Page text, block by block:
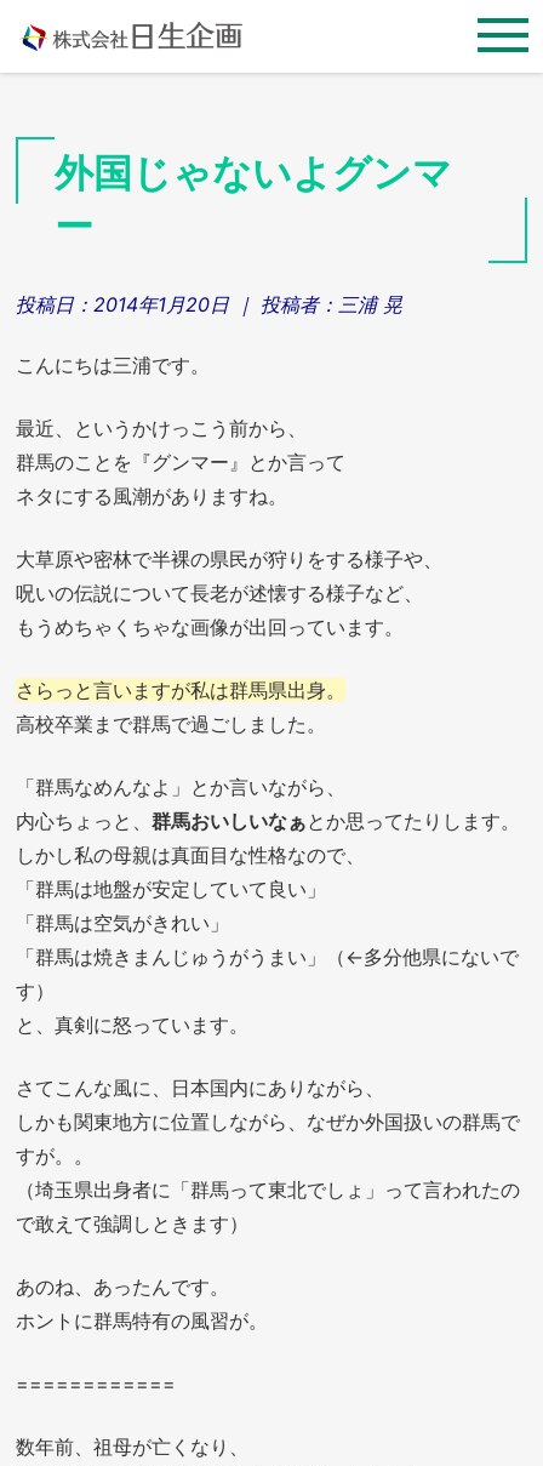
content
外国じゃないよグンマ
ー
投稿日： 2014年1月20日 ｜ 投稿者： 三浦 晃
こんにちは三浦です。
最近、というかけっこう前から、
群馬のことを『グンマー』とか言って
ネタにする風潮がありますね。
大草原や密林で半裸の県民が狩りをする様子や、
呪いの伝説について長老が述懐する様子など、
もうめちゃくちゃな画像が出回っています。
さらっと言いますが私は群馬県出身。
高校卒業まで群馬で過ごしました。
「群馬なめんなよ」とか言いながら、
内心ちょっと、群馬おいしいなぁとか思ってたりします。
しかし私の母親は真面目な性格なので、
「群馬は地盤が安定していて良い」
「群馬は空気がきれい」
「群馬は焼きまんじゅうがうまい」（←多分他県にないで
す）
と、真剣に怒っています。
さてこんな風に、日本国内にありながら、
しかも関東地方に位置しながら、なぜか外国扱いの群馬で
すが。。
（埼玉県出身者に「群馬って東北でしょ」って言われたの
で敢えて強調しときます）
あのね、あったんです。
ホントに群馬特有の風習が。
============
数年前、祖母が亡くなり、